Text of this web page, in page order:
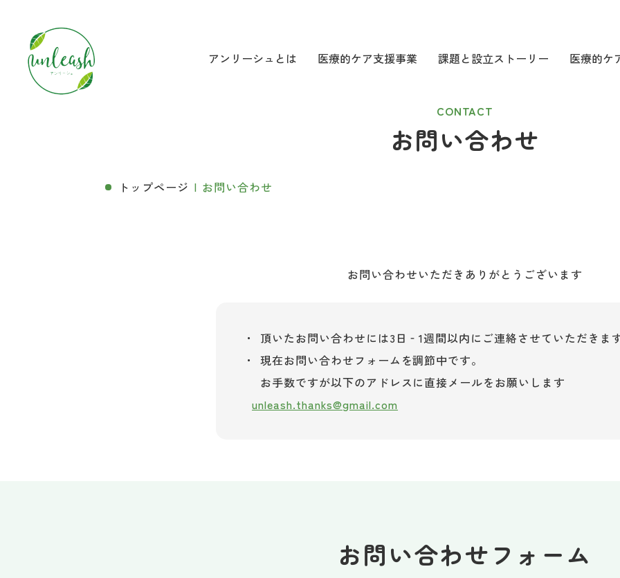
アンリーシュとは 医療的ケア支援事業 課題と設立ストーリー 医療的ケ
CONTACT
お問い合わせ
トップページ お問い合わせ
お問い合わせいただきありがとうございます
頂いたお問い合わせには3日‐1週間以内にご連絡させていただきま
現在お問い合わせフォームを調節中です。
お手数ですが以下のアドレスに直接メールをお願いします
unleash.thanks@gmail.com
お問い合わせフォーム